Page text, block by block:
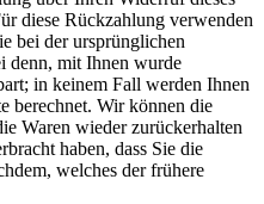
diese Rückzahlung verwenden
bei der ursprünglichen
denn, mit Ihnen wurde
in keinem Fall werden Ihnen
berechnet. Wir können die
Waren wieder zurückerhalten
haben, dass Sie die
welches der frühere